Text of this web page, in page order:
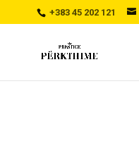
+383 45 202 121